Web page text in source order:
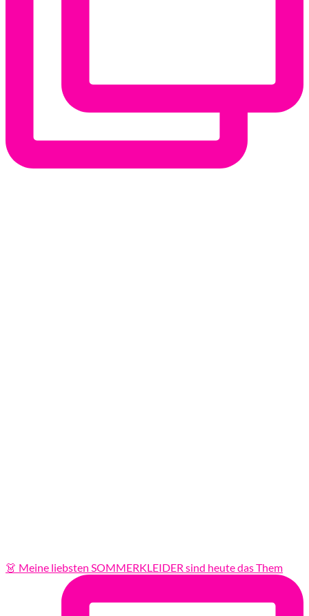
👗 Meine liebsten SOMMERKLEIDER sind heute das Them